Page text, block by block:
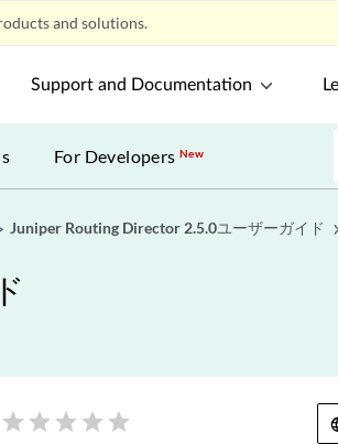
and solutions.
Support and Documentation
For DevelopersNew
Juniper Routing Director 2.5.0ユーザーガイド
star star star star star